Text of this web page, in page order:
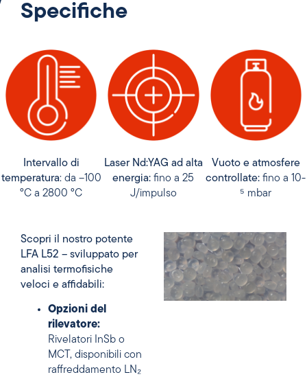
Specifiche
Intervallo di
temperatura: da –100
°C a 2800 °C
Laser Nd:YAG ad alta
energia: fino a 25
J/impulso
Vuoto e atmosfere
controllate: fino a 10-
⁵ mbar
Scopri il nostro potente
LFA L52 – sviluppato per
analisi termofisiche
veloci e affidabili:
Opzioni del
rilevatore:
Rivelatori InSb o
MCT, disponibili con
raffreddamento LN₂